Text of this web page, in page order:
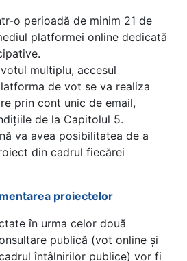
o perioadă de minim 21 de
platformei online dedicată
multiplu, accesul
de vot se va realiza
prin cont unic de email,
de la Capitolul 5.
va avea posibilitatea de a
din cadrul fiecărei
proiectelor
în urma celor două
publică (vot online și
întâlnirilor publice) vor fi